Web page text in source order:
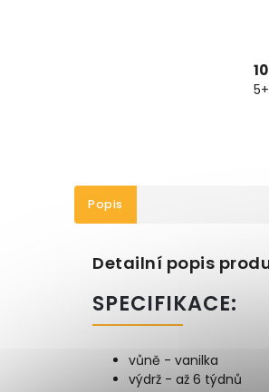
Popis
Detailní popis
SPECIFIKACE:
vůně - vanilka
výdrž - až 6 týdnů